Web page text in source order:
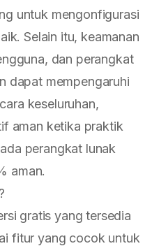
untuk mengonfigurasi
Selain itu, keamanan
dan perangkat
dapat mempengaruhi
keseluruhan,
aman ketika praktik
perangkat lunak
aman.
gratis yang tersedia
fitur yang cocok untuk